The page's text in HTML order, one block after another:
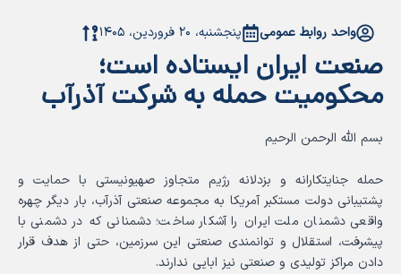
واحد روابط عمومی پنجشنبه، ۲۰ فروردین، ۱۴۰۵
صنعت ایران ایستاده است؛
محکومیت حمله به شرکت آذرآب
بسم الله الرحمن الرحیم
حمله جنایتکارانه و بزدلانه رژیم متجاوز صهیونیستی با حمایت و
پشتیبانی دولت مستکبر آمریکا به مجموعه صنعتی آذرآب، بار دیگر چهره
واقعی دشمنان ملت ایران را آشکار ساخت؛ دشمنانی که در دشمنی با
پیشرفت، استقلال و توانمندی صنعتی این سرزمین، حتی از هدف قرار
دادن مراکز تولیدی و صنعتی نیز ابایی ندارند.